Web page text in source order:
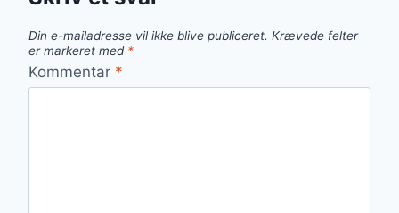
Din e-mailadresse vil ikke blive publiceret. Krævede felter
er markeret med *
Kommentar *